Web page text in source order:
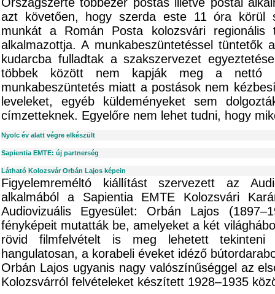
azt követően, hogy szerda este 11 óra körül
munkát a Román Posta kolozsvári regionális
alkalmazottja. A munkabeszüntetéssel tüntetők
kudarcba fulladtak a szakszervezet
többek között nem kapják meg a nettó
munkabeszüntetés miatt a postások nem
leveleket, egyéb küldeményeket sem
címzetteknek. Egyelőre nem lehet tudni, hogy
Nyolc év alatt végre elkészült
Sapientia EMTE: új partnerség
Látható Kolozsvár Orbán Lajos képein
Figyelemreméltó kiállítást szervezett az
alkalmából a Sapientia EMTE Kolozsvári
Audiovizuális Egyesület: Orbán Lajos
fényképeit mutatták be, amelyeket a két
rövid filmfelvételt is meg lehetett tekinteni
hangulatosan, a korabeli éveket idéző
Orbán Lajos ugyanis nagy valószínűséggel az
Kolozsvárról felvételeket készített 1928–1935